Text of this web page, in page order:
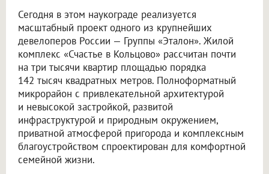
Сегодня в этом наукограде реализуется
масштабный проект одного из крупнейших
девелоперов России — Группы «Эталон». Жилой
комплекс «Счастье в Кольцово» рассчитан почти
на три тысячи квартир площадью порядка
142 тысяч квадратных метров. Полноформатный
микрорайон с привлекательной архитектурой
и невысокой застройкой, развитой
инфраструктурой и природным окружением,
приватной атмосферой пригорода и комплексным
благоустройством спроектирован для комфортной
семейной жизни.